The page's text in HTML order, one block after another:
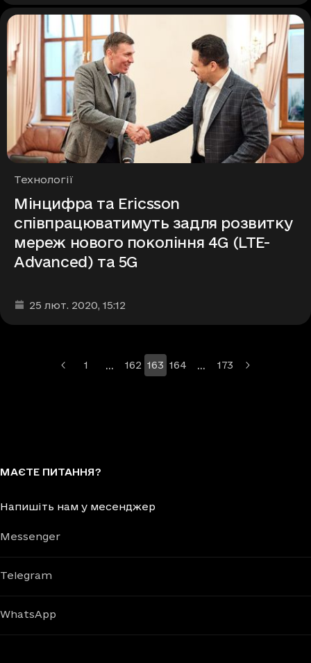
Рубрики
Технології
Мінцифра та Ericsson
співпрацюватимуть задля розвитку
мереж нового покоління 4G (LTE-
Advanced) та 5G
Дата та час публікації
25 лют. 2020, 15:12
1 …
Більше сторінок
162 163 164 …
Більше сторінок
173
МАЄТЕ ПИТАННЯ?
Напишіть нам у месенджер
Messenger
Telegram
WhatsApp